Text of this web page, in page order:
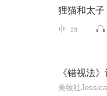
狸猫和太子
23
《错视法